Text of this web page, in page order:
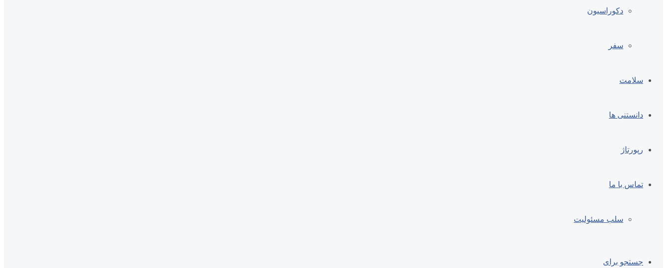
دکوراسیون
سفر
سلامت
دانستنی ها
رپورتاژ
تماس با ما
سلب مسئولیت
جستجو برای